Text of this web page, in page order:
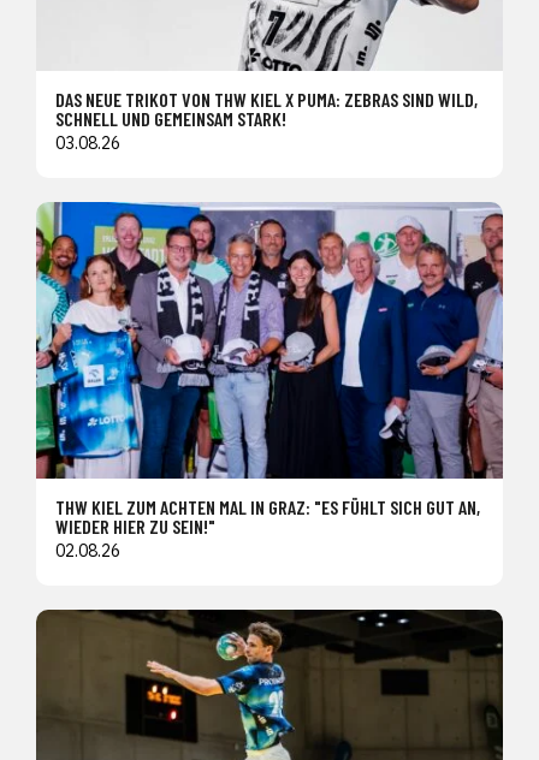
DAS NEUE TRIKOT VON THW KIEL X PUMA: ZEBRAS SIND WILD,
SCHNELL UND GEMEINSAM STARK!
03.08.26
THW KIEL ZUM ACHTEN MAL IN GRAZ: "ES FÜHLT SICH GUT AN,
WIEDER HIER ZU SEIN!"
02.08.26